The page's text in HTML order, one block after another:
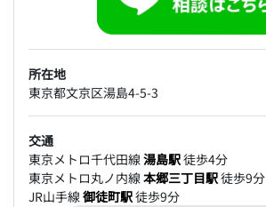
所在地
東京都文京区湯島4-5-3
交通
東京メトロ千代田線湯島駅徒歩4分
東京メトロ丸ノ内線本郷三丁目駅徒歩9分
JR山手線御徒町駅徒歩9分